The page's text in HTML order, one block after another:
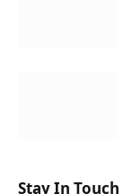
Stay In Touch